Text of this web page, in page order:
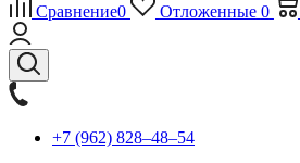
Сравнение0 Отложенные 0
+7 (962) 828‒48‒54